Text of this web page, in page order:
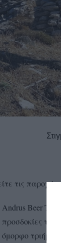
τις
Andrus Beer Trail
προσδοκίες